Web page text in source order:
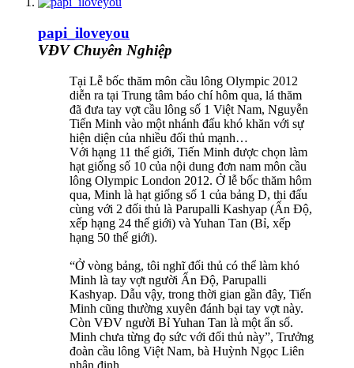
papi_iloveyou
VĐV Chuyên Nghiệp
Tại Lễ bốc thăm môn cầu lông Olympic 2012
diễn ra tại Trung tâm báo chí hôm qua, lá thăm
đã đưa tay vợt cầu lông số 1 Việt Nam, Nguyễn
Tiến Minh vào một nhánh đấu khó khăn với sự
hiện diện của nhiều đối thủ mạnh…
Với hạng 11 thế giới, Tiến Minh được chọn làm
hạt giống số 10 của nội dung đơn nam môn cầu
lông Olympic London 2012. Ở lễ bốc thăm hôm
qua, Minh là hạt giống số 1 của bảng D, thi đấu
cùng với 2 đối thủ là Parupalli Kashyap (Ấn Độ,
xếp hạng 24 thế giới) và Yuhan Tan (Bỉ, xếp
hạng 50 thế giới).
“Ở vòng bảng, tôi nghĩ đối thủ có thể làm khó
Minh là tay vợt người Ấn Độ, Parupalli
Kashyap. Dẫu vậy, trong thời gian gần đây, Tiến
Minh cũng thường xuyên đánh bại tay vợt này.
Còn VĐV người Bỉ Yuhan Tan là một ẩn số.
Minh chưa từng đọ sức với đối thủ này”, Trưởng
đoàn cầu lông Việt Nam, bà Huỳnh Ngọc Liên
nhận định.